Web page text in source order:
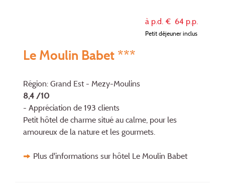
à p.d. € 64 p.p.
Petit déjeuner inclus
Le Moulin Babet ***
Région: Grand Est - Mezy-Moulins
8,4 /10
- Appréciation de 193 clients
Petit hôtel de charme situé au calme, pour les
amoureux de la nature et les gourmets.
Plus d'informations sur hôtel Le Moulin Babet